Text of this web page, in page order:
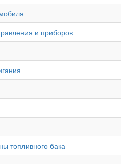
и приборов
топливного бака